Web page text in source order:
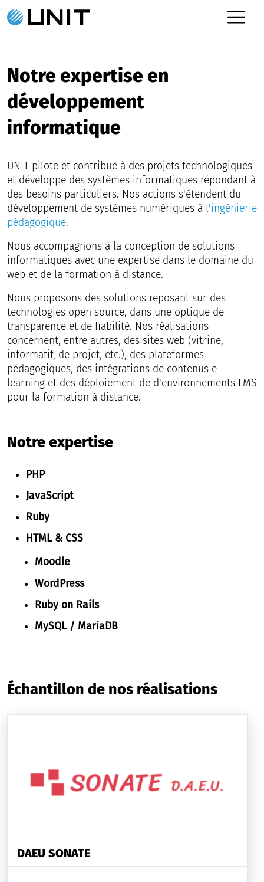
Notre expertise en
développement
informatique
UNIT pilote et contribue à des projets technologiques
et développe des systèmes informatiques répondant à
des besoins particuliers. Nos actions s'étendent du
développement de systèmes numériques à l'ingénierie
pédagogique.
Nous accompagnons à la conception de solutions
informatiques avec une expertise dans le domaine du
web et de la formation à distance.
Nous proposons des solutions reposant sur des
technologies open source, dans une optique de
transparence et de fiabilité. Nos réalisations
concernent, entre autres, des sites web (vitrine,
informatif, de projet, etc.), des plateformes
pédagogiques, des intégrations de contenus e-
learning et des déploiement de d'environnements LMS
pour la formation à distance.
Notre expertise
PHP
JavaScript
Ruby
HTML & CSS
Moodle
WordPress
Ruby on Rails
MySQL / MariaDB
Échantillon de nos réalisations
DAEU SONATE